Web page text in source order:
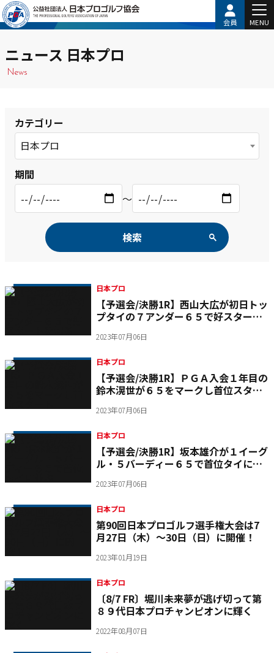
会員 MENU
ニュース 日本プロ
News
カテゴリー
日本プロ
期間
〜
検索
日本プロ
【予選会/決勝1R】西山大広が初日トッ
プタイの７アンダー６５で好スタート
2023年07月06日
日本プロ
【予選会/決勝1R】ＰＧＡ入会１年目の
鈴木滉世が６５をマークし首位スター
2023年07月06日
日本プロ
【予選会/決勝1R】坂本雄介が１イーグ
ル・５バーディー６５で首位タイに並
2023年07月06日
日本プロ
第90回日本プロゴルフ選手権大会は7
月27日（木）～30日（日）に開催！
2023年01月19日
日本プロ
〔8/7 FR〕堀川未来夢が逃げ切って第
８９代日本プロチャンピオンに輝く
2022年08月07日